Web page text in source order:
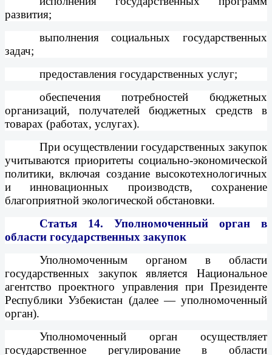
развития;
выполнения социальных государственных
задач;
предоставления государственных услуг;
обеспечения потребностей бюджетных
организаций, получателей бюджетных средств в
товарах (работах, услугах).
При осуществлении государственных закупок
учитываются приоритеты социально-экономической
политики, включая создание высокотехнологичных
и инновационных производств, сохранение
благоприятной экологической обстановки.
Статья 14. Уполномоченный орган в
области государственных закупок
Уполномоченным органом в области
государственных закупок является Национальное
агентство проектного управления при Президенте
Республики Узбекистан (далее — уполномоченный
орган).
Уполномоченный орган осуществляет
государственное регулирование в области